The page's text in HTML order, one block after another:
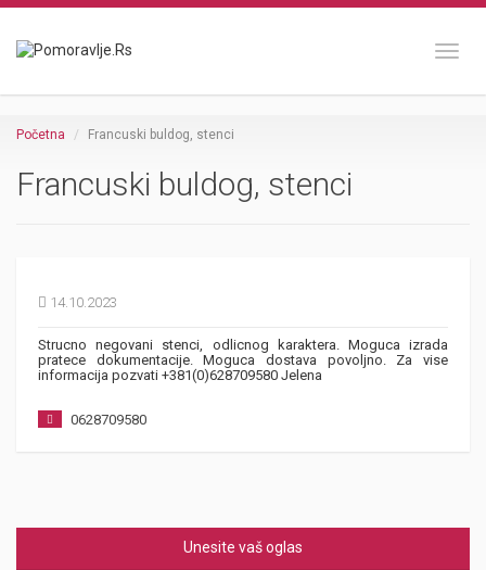
Početna Francuski buldog, stenci
Francuski buldog, stenci
14.10.2023
Strucno negovani stenci, odlicnog karaktera. Moguca izrada
pratece dokumentacije. Moguca dostava povoljno. Za vise
informacija pozvati +381(0)628709580 Jelena
0628709580
Unesite vaš oglas